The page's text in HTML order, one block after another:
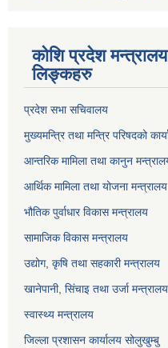
कोशि प्रदेश
लिङ्कहरु
प्रदेश सभा सचिवालय
मुख्यमन्त्रि तथा मन्त्रि परिषदको
आन्तरिक मामिला तथा कानुन
आर्थिक मामिला तथा योजना मन्त्रालय
भौतिक पुर्वाधार विकास मन्त्रालय
सामाजिक विकास मन्त्रालय
उद्योग, कृषि तथा सहकारी मन्त्रालय
खानेपानी, सिंचाइ तथा उर्जा मन्त्रालय
स्वास्थ्य मन्त्रालय
जिल्ला प्रशासन कार्यालय सोलुखुम्बु